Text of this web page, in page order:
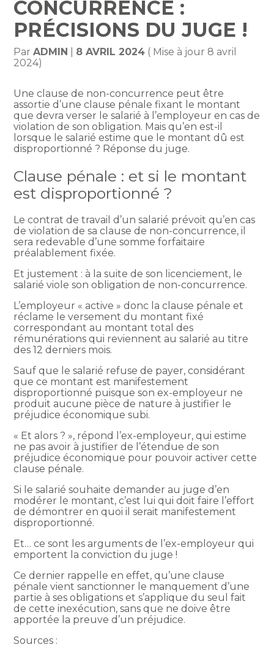
CONCURRENCE :
PRÉCISIONS DU JUGE !
ParADMIN 8 AVRIL 2024 ( Mise à jour 8 avril
2024)
Une clause de non-concurrence peut être
assortie d’une clause pénale fixant le montant
que devra verser le salarié à l’employeur en cas de
violation de son obligation. Mais qu’en est-il
lorsque le salarié estime que le montant dû est
disproportionné ? Réponse du juge.
Clause pénale : et si le montant
est disproportionné ?
Le contrat de travail d’un salarié prévoit qu’en cas
de violation de sa clause de non-concurrence, il
sera redevable d’une somme forfaitaire
préalablement fixée.
Et justement : à la suite de son licenciement, le
salarié viole son obligation de non-concurrence.
L’employeur « active » donc la clause pénale et
réclame le versement du montant fixé
correspondant au montant total des
rémunérations qui reviennent au salarié au titre
des 12 derniers mois.
Sauf que le salarié refuse de payer, considérant
que ce montant est manifestement
disproportionné puisque son ex-employeur ne
produit aucune pièce de nature à justifier le
préjudice économique subi.
« Et alors ? », répond l’ex-employeur, qui estime
ne pas avoir à justifier de l’étendue de son
préjudice économique pour pouvoir activer cette
clause pénale.
Si le salarié souhaite demander au juge d’en
modérer le montant, c’est lui qui doit faire l’effort
de démontrer en quoi il serait manifestement
disproportionné.
Et… ce sont les arguments de l’ex-employeur qui
emportent la conviction du juge !
Ce dernier rappelle en effet, qu’une clause
pénale vient sanctionner le manquement d’une
partie à ses obligations et s’applique du seul fait
de cette inexécution, sans que ne doive être
apportée la preuve d’un préjudice.
Sources :